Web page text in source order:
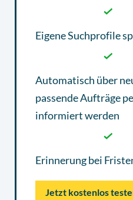
Eigene Suchprofile
Automatisch über
passende Aufträge
informiert werden
Erinnerung bei
Jetzt kostenlos